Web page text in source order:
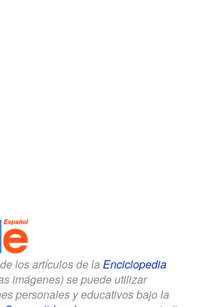
los artículos de la Enciclopedia
imágenes) se puede utilizar
personales y educativos bajo la